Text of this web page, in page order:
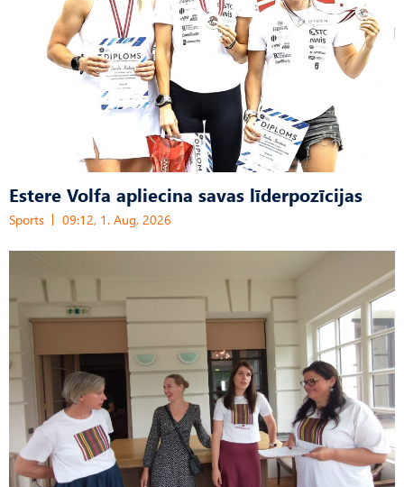
Estere Volfa apliecina savas līderpozīcijas
Sports 09:12, 1. Aug, 2026